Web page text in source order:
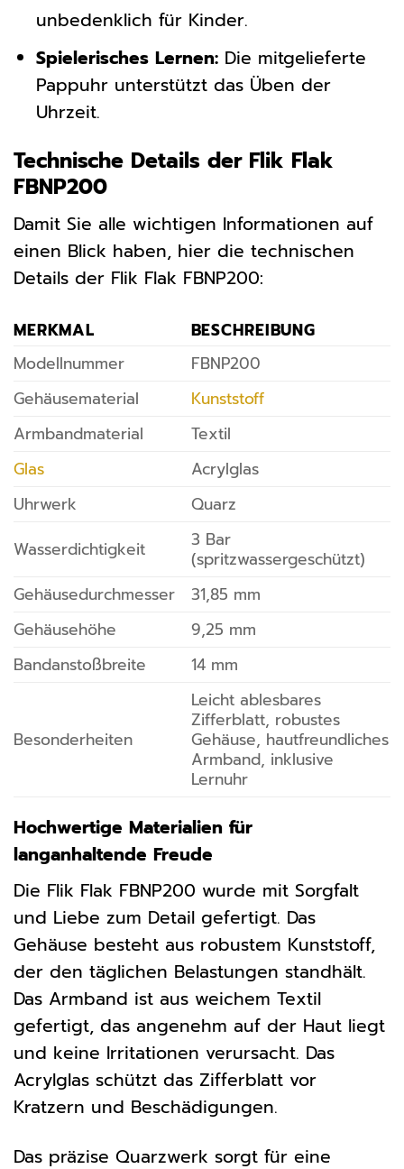
unbedenklich für Kinder.
Spielerisches Lernen:Die mitgelieferte
Pappuhr unterstützt das Üben der
Uhrzeit.
Technische Details der Flik Flak
FBNP200
Damit Sie alle wichtigen Informationen auf
einen Blick haben, hier die technischen
Details der Flik Flak FBNP200:
MERKMAL
BESCHREIBUNG
Modellnummer
FBNP200
Gehäusematerial
Kunststoff
Armbandmaterial
Textil
Glas
Acrylglas
Uhrwerk
Quarz
Wasserdichtigkeit
3 Bar
(spritzwassergeschützt)
Gehäusedurchmesser
31,85 mm
Gehäusehöhe
9,25 mm
Bandanstoßbreite
14 mm
Besonderheiten
Leicht ablesbares
Zifferblatt, robustes
Gehäuse, hautfreundliches
Armband, inklusive
Lernuhr
Hochwertige Materialien für
langanhaltende Freude
Die Flik Flak FBNP200 wurde mit Sorgfalt
und Liebe zum Detail gefertigt. Das
Gehäuse besteht aus robustem Kunststoff,
der den täglichen Belastungen standhält.
Das Armband ist aus weichem Textil
gefertigt, das angenehm auf der Haut liegt
und keine Irritationen verursacht. Das
Acrylglas schützt das Zifferblatt vor
Kratzern und Beschädigungen.
Das präzise Quarzwerk sorgt für eine